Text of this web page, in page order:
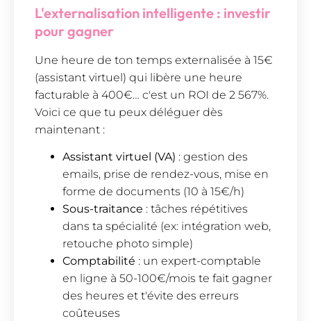
L'externalisation intelligente : investir
pour gagner
Une heure de ton temps externalisée à 15€
(assistant virtuel) qui libère une heure
facturable à 400€… c'est un ROI de 2 567%.
Voici ce que tu peux déléguer dès
maintenant :
Assistant virtuel (VA) : gestion des
emails, prise de rendez-vous, mise en
forme de documents (10 à 15€/h)
Sous-traitance : tâches répétitives
dans ta spécialité (ex: intégration web,
retouche photo simple)
Comptabilité : un expert-comptable
en ligne à 50-100€/mois te fait gagner
des heures et t'évite des erreurs
coûteuses